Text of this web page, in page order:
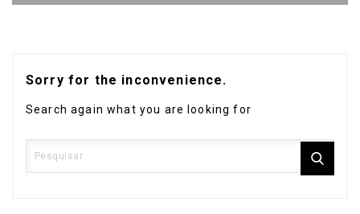
Sorry for the inconvenience.
Search again what you are looking for